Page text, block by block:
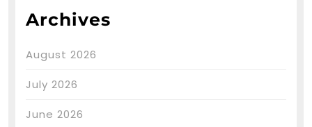
Archives
August 2026
July 2026
June 2026